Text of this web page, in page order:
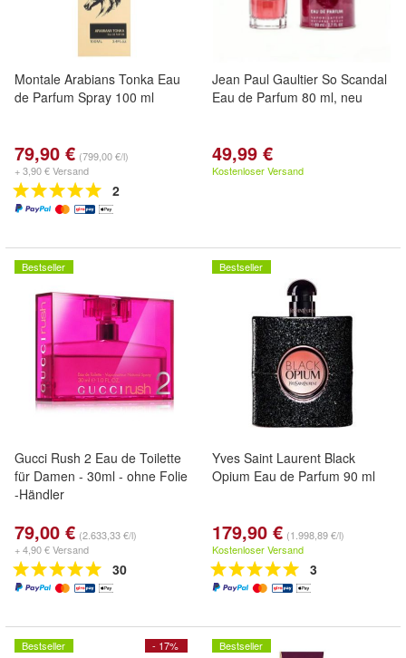
Montale Arabians Tonka Eau
de Parfum Spray 100 ml
79,90 € (799,00 €/l)
+ 3,90 € Versand
2
Jean Paul Gaultier So Scandal
Eau de Parfum 80 ml, neu
49,99 €
Kostenloser Versand
Bestseller
Gucci Rush 2 Eau de Toilette
für Damen - 30ml - ohne Folie
-Händler
79,00 € (2.633,33 €/l)
+ 4,90 € Versand
30
Bestseller
Yves Saint Laurent Black
Opium Eau de Parfum 90 ml
179,90 € (1.998,89 €/l)
Kostenloser Versand
3
- 17%
Bestseller Bestseller